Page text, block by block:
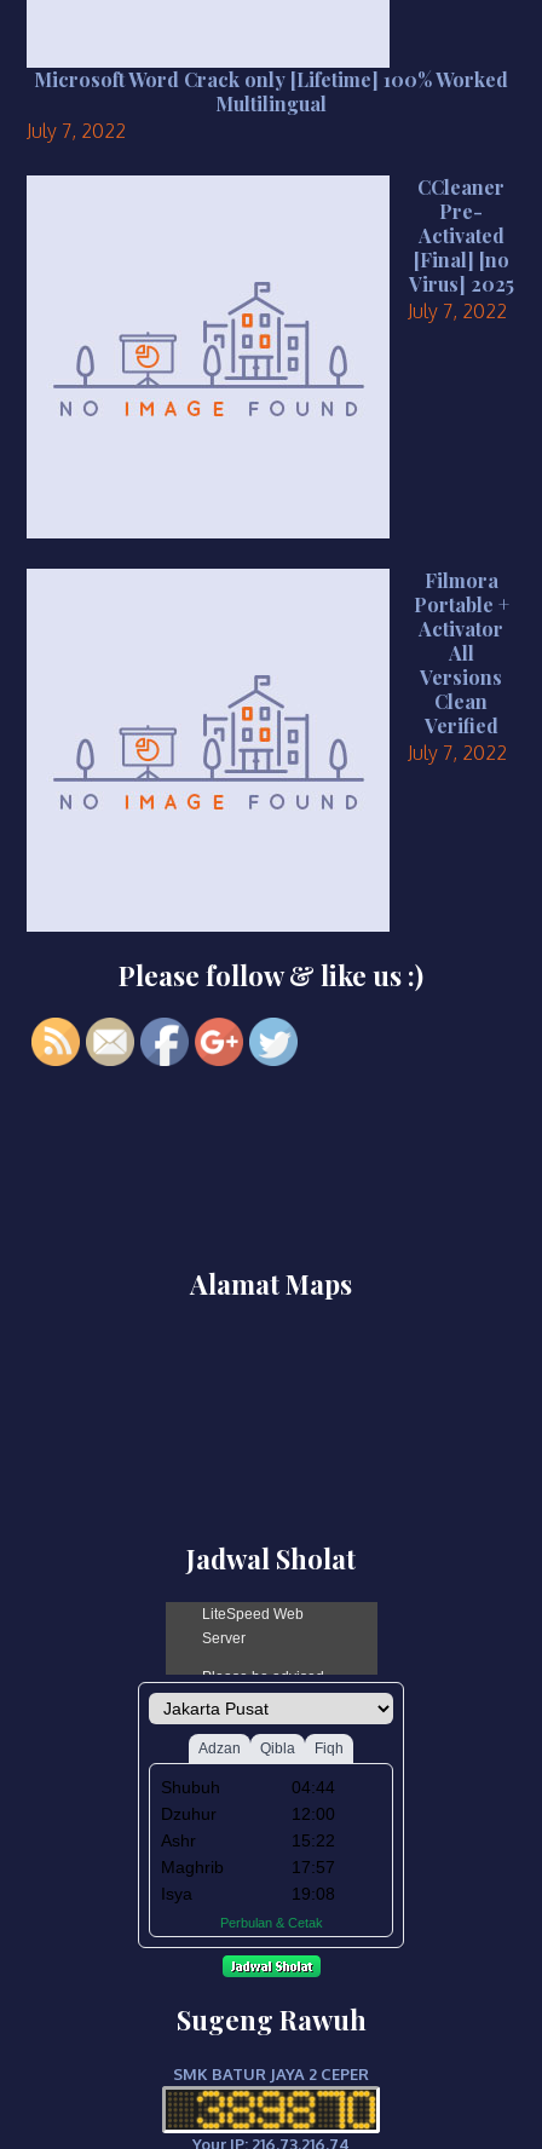
Microsoft Word Crack only [Lifetime] 100% Worked
Multilingual
July 7, 2022
CCleaner
Pre-
Activated
[Final] [no
Virus] 2025
July 7, 2022
Filmora
Portable +
Activator
All
Versions
Clean
Verified
July 7, 2022
Please follow & like us :)
2">
Alamat Maps
Jadwal Sholat
Sugeng Rawuh
SMK BATUR JAYA 2 CEPER
Your IP: 216.73.216.74